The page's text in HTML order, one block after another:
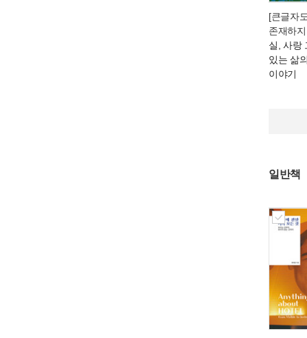
[큰글자
존재하
실, 사랑
있는 삶
이야기
일반책